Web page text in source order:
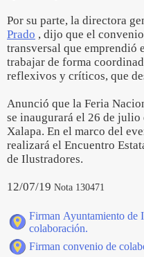
Por su parte, la directora
Prado , dijo que el
transversal que emprendió
trabajar de forma
reflexivos y críticos, que
Anunció que la Feria
se inaugurará el 26 de
Xalapa. En el marco del
realizará el Encuentro
de Ilustradores.
12/07/19 Nota 130471
Firman Ayuntamiento de
colaboración.
Firman convenio de